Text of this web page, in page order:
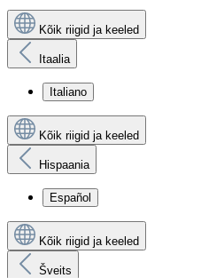
Kõik riigid ja keeled
Itaalia
Italiano
Kõik riigid ja keeled
Hispaania
Español
Kõik riigid ja keeled
Šveits